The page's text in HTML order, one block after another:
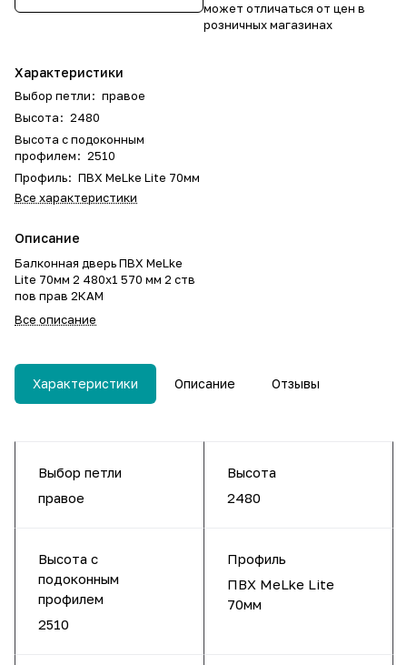
Характеристики
Выбор петли: правое
Высота: 2480
Высота с подоконным
профилем: 2510
Профиль: ПВХ MeLke Lite 70мм
Все характеристики
Описание
Балконная дверь ПВХ MeLke
Lite 70мм 2 480х1 570 мм 2 ств
пов прав 2КАМ
Все описание
может отличаться от цен в
розничных магазинах
Характеристики Описание Отзывы
Выбор петли
правое
Высота
2480
Высота с
подоконным
профилем
2510
Профиль
ПВХ MeLke Lite
70мм